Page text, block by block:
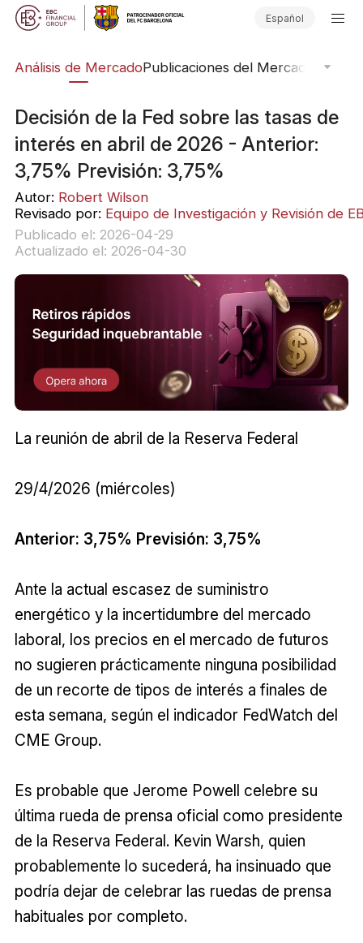
Español
Análisis de MercadoPublicaciones del Mercado
Decisión de la Fed sobre las tasas de
interés en abril de 2026 - Anterior:
3,75% Previsión: 3,75%
Autor: Robert Wilson
Revisado por: Equipo de Investigación y Revisión de
Publicado el: 2026-04-29
Actualizado el: 2026-04-30
La reunión de abril de la Reserva Federal
29/4/2026 (miércoles)
Anterior: 3,75% Previsión: 3,75%
Ante la actual escasez de suministro
energético y la incertidumbre del mercado
laboral, los precios en el mercado de futuros
no sugieren prácticamente ninguna posibilidad
de un recorte de tipos de interés a finales de
esta semana, según el indicador FedWatch del
CME Group.
Es probable que Jerome Powell celebre su
última rueda de prensa oficial como presidente
de la Reserva Federal. Kevin Warsh, quien
probablemente lo sucederá, ha insinuado que
podría dejar de celebrar las ruedas de prensa
habituales por completo.